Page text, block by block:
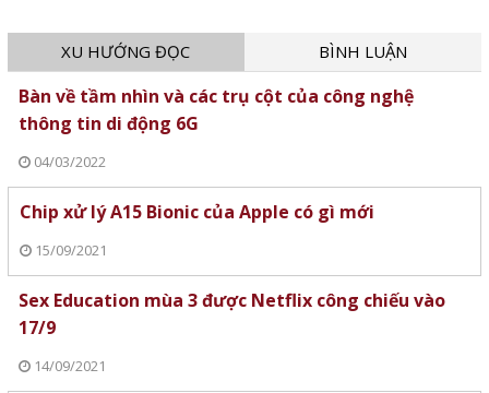
XU HƯỚNG ĐỌC BÌNH LUẬN
Bàn về tầm nhìn và các trụ cột của công nghệ
thông tin di động 6G
04/03/2022
Chip xử lý A15 Bionic của Apple có gì mới
15/09/2021
Sex Education mùa 3 được Netflix công chiếu vào
17/9
14/09/2021